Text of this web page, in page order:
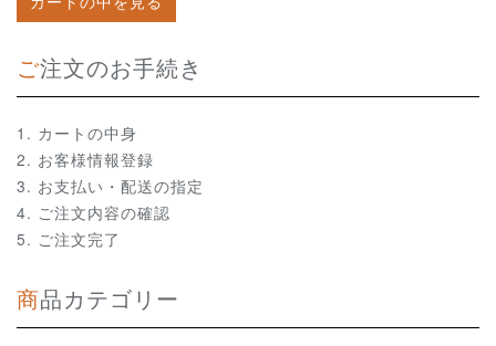
ご注文のお手続き
カートの中身
お客様情報登録
お支払い・配送の指定
ご注文内容の確認
ご注文完了
商品カテゴリー